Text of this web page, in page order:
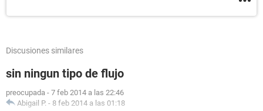
Discusiones similares
sin ningun tipo de flujo
preocupada - 7 feb 2014 a las 22:46
Abigail P. - 8 feb 2014 a las 01:18